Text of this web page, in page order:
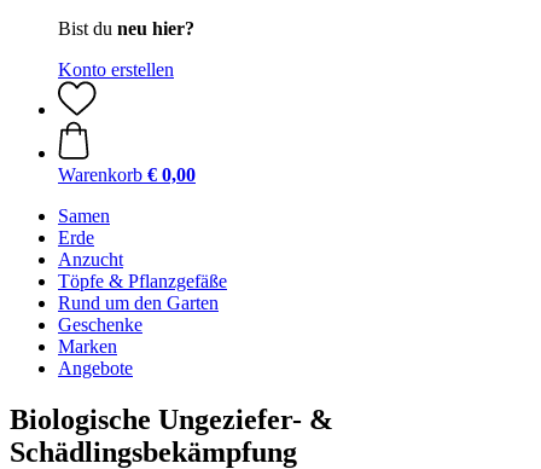
Bist du neu hier?
Konto erstellen
Warenkorb € 0,00
Samen
Erde
Anzucht
Töpfe & Pflanzgefäße
Rund um den Garten
Geschenke
Marken
Angebote
Biologische Ungeziefer- &
Schädlingsbekämpfung